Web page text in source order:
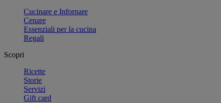
Cucinare e Infornare
Cenare
Essenziali per la cucina
Regali
Scopri
Ricette
Storie
Servizi
Gift card